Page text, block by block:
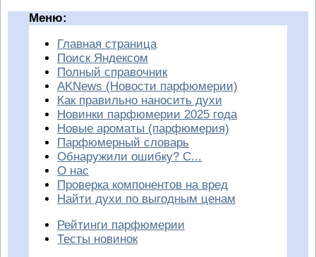
Меню:
Главная страница
Поиск Яндексом
Полный справочник
AKNews (Новости парфюмерии)
Как правильно наносить духи
Новинки парфюмерии 2025 года
Новые ароматы (парфюмерия)
Парфюмерный словарь
Обнаружили ошибку? С...
О нас
Проверка компонентов на вред
Найти духи по выгодным ценам
Рейтинги парфюмерии
Тесты новинок